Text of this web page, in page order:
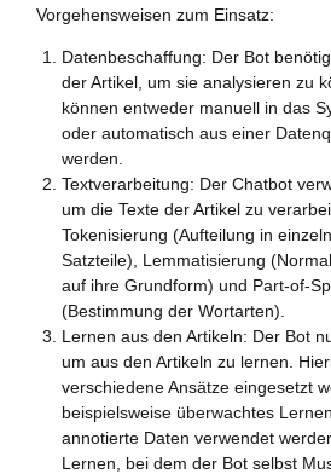
Vorgehensweisen zum Einsatz:
Datenbeschaffung: Der Bot
der Artikel, um sie analysieren zu
können entweder manuell in das
oder automatisch aus einer
werden.
Textverarbeitung: Der Chatbot
um die Texte der Artikel zu
Tokenisierung (Aufteilung in
Satzteile), Lemmatisierung
auf ihre Grundform) und Part-of-
(Bestimmung der Wortarten).
Lernen aus den Artikeln: Der Bot
um aus den Artikeln zu lernen.
verschiedene Ansätze eingesetzt
beispielsweise überwachtes
annotierte Daten verwendet
Lernen, bei dem der Bot selbst